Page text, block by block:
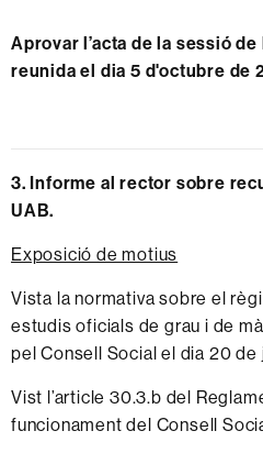
Aprovar l’acta de la sessió
reunida el dia 5 d'octubre de
3. Informe al rector sobre
UAB.
Exposició de motius
Vista la normativa sobre el
estudis oficials de grau i de
pel Consell Social el dia 20 de
Vist l’article 30.3.b del
funcionament del Consell